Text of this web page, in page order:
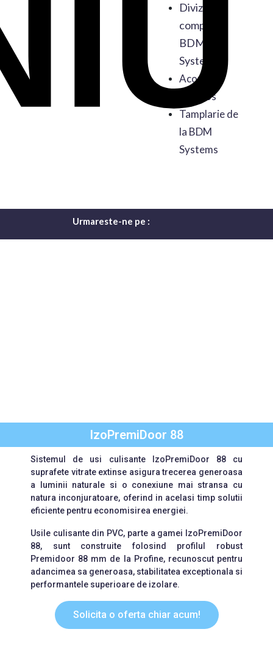
Diviziile
companiei
BDM
Systems
Acoperis
Sanatos
Tamplarie de
la BDM
Systems
Urmareste-ne pe :
IzoPremiDoor 88
Sistemul de usi culisante IzoPremiDoor 88 cu
suprafete vitrate extinse asigura trecerea generoasa
a luminii naturale si o conexiune mai stransa cu
natura inconjuratoare, oferind in acelasi timp solutii
eficiente pentru economisirea energiei.
Usile culisante din PVC, parte a gamei IzoPremiDoor
88, sunt construite folosind profilul robust
Premidoor 88 mm de la Profine, recunoscut pentru
adancimea sa generoasa, stabilitatea exceptionala si
performantele superioare de izolare.
Solicita o oferta chiar acum!